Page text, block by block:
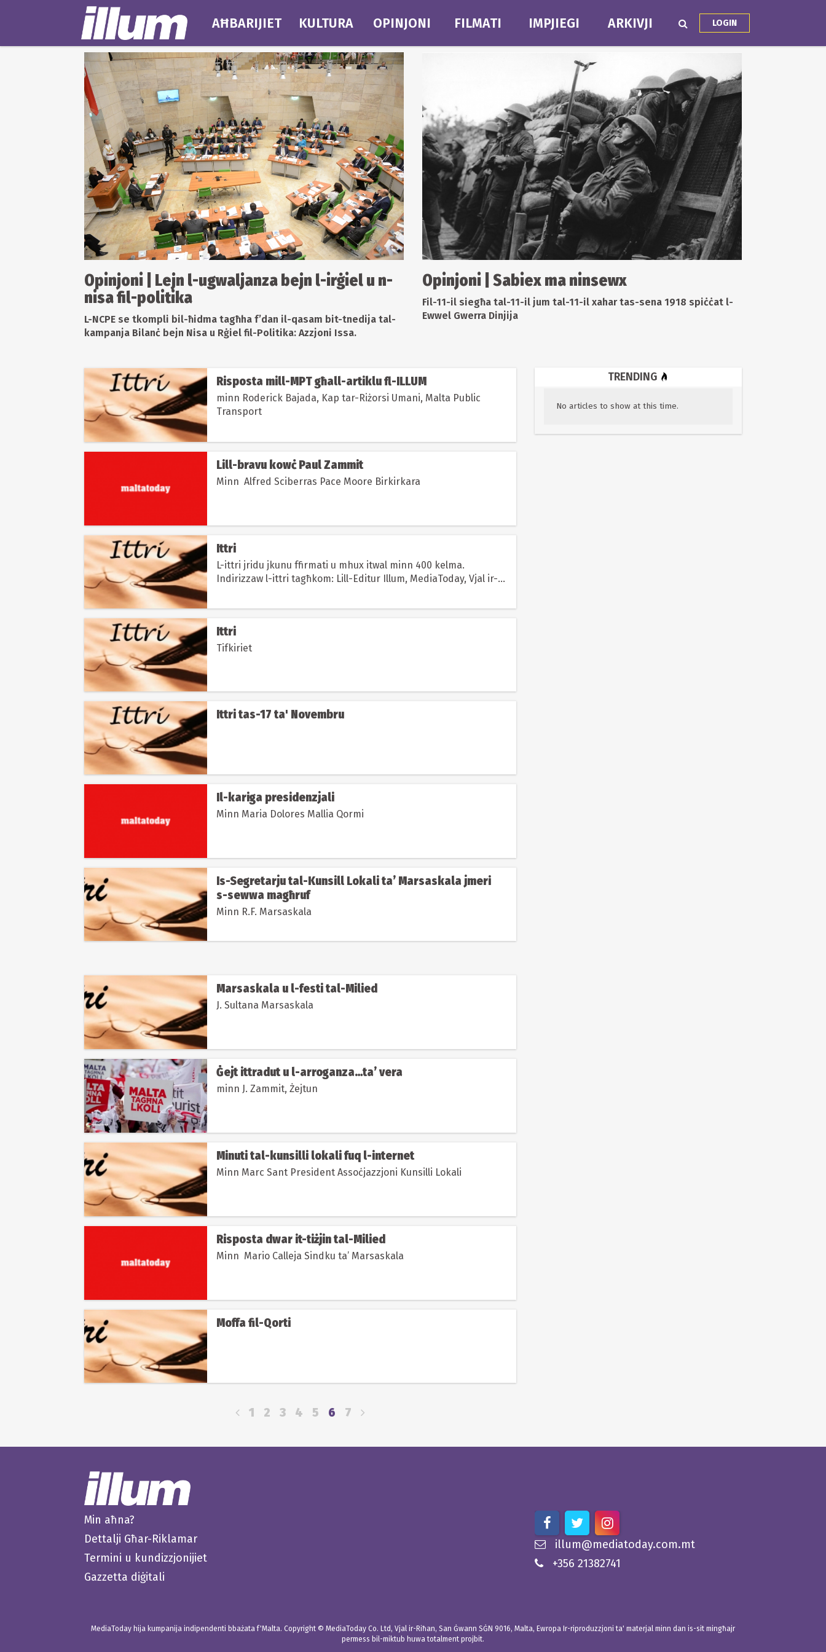
AĦBARIJIET KULTURA OPINJONI FILMATI IMPJIEGI ARKIVJI LOGIN
Opinjoni | Lejn l-ugwaljanza bejn l-irġiel u n-
nisa fil-politika
L-NCPE se tkompli bil-ħidma tagħha f’dan il-qasam bit-tnedija tal-
kampanja Bilanċ bejn Nisa u Rġiel fil-Politika: Azzjoni Issa.
Opinjoni | Sabiex ma ninsewx
Fil-11-il siegħa tal-11-il jum tal-11-il xahar tas-sena 1918 spiċċat l-
Ewwel Gwerra Dinjija
Risposta mill-MPT għall-artiklu fl-ILLUM
minn Roderick Bajada, Kap tar-Riżorsi Umani, Malta Public
Transport
Lill-bravu kowċ Paul Zammit
Minn Alfred Sciberras Pace Moore Birkirkara
Ittri
L-ittri jridu jkunu ffirmati u mhux itwal minn 400 kelma.
Indirizzaw l-ittri tagħkom: Lill-Editur Illum, MediaToday, Vjal ir-
Ittri
Tifkiriet
Ittri tas-17 ta' Novembru
Il-kariga presidenzjali
Minn Maria Dolores Mallia Qormi
Is-Segretarju tal-Kunsill Lokali ta’ Marsaskala jmeri
s-sewwa magħruf
Minn R.F. Marsaskala
Marsaskala u l-festi tal-Milied
J. Sultana Marsaskala
Ġejt ittradut u l-arroganza…ta’ vera
minn J. Zammit, Żejtun
Minuti tal-kunsilli lokali fuq l-internet
Minn Marc Sant President Assoċjazzjoni Kunsilli Lokali
Risposta dwar it-tiżjin tal-Milied
Minn Mario Calleja Sindku ta’ Marsaskala
Moffa fil-Qorti
1 2 3 4 5 6 7
TRENDING
Min aħna?
Dettalji Għar-Riklamar
Termini u kundizzjonijiet
Gazzetta diġitali
illum@mediatoday.com.mt
+356 21382741
MediaToday hija kumpanija indipendenti bbażata f'Malta. Copyright © MediaToday Co. Ltd, Vjal ir-Riħan, San Ġwann SĠN 9016, Malta, Ewropa Ir-riproduzzjoni ta' materjal minn dan is-sit mingħajr
permess bil-miktub huwa totalment projbit.